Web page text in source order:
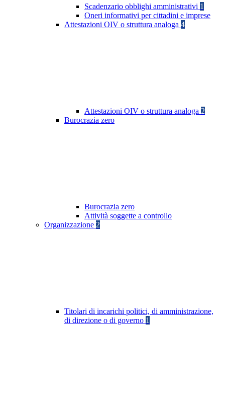
Scadenzario obblighi amministrativi 1
Oneri informativi per cittadini e imprese
Attestazioni OIV o struttura analoga 4
Attestazioni OIV o struttura analoga 2
Burocrazia zero
Burocrazia zero
Attività soggette a controllo
Organizzazione 2
Titolari di incarichi politici, di amministrazione,
di direzione o di governo 1